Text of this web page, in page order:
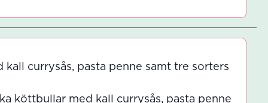
currysås, pasta penne samt tre sorters
köttbullar med kall currysås, pasta penne